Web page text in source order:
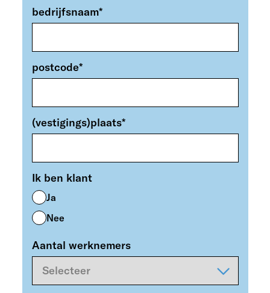
bedrijfsnaam*
postcode*
(vestigings)plaats*
Ik ben klant
Ja
Nee
Aantal werknemers